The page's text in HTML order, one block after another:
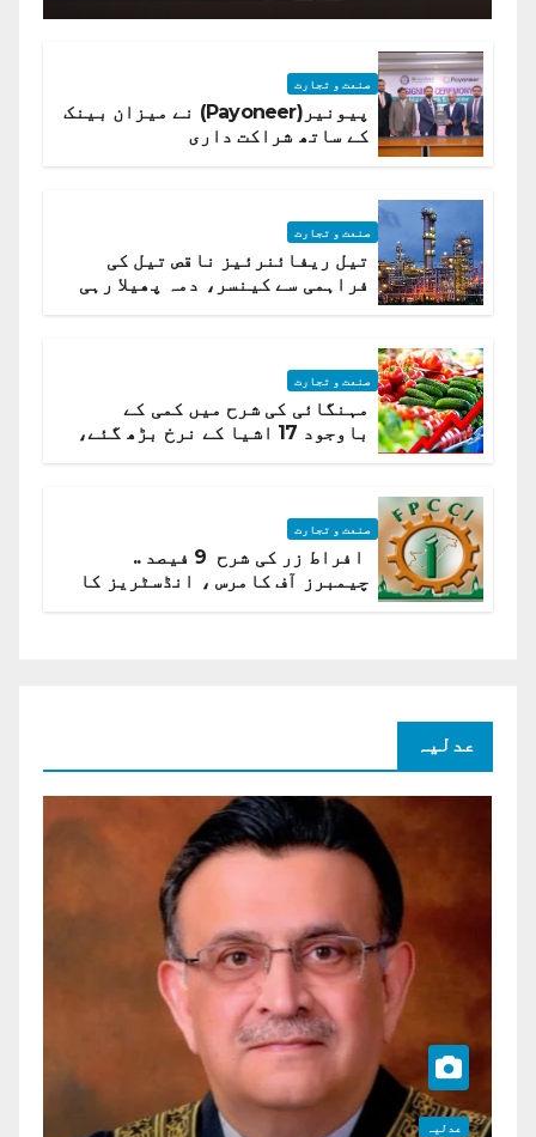
صنعت و تجارت
پیونیر(Payoneer) نے میزان بینک
کے ساتھ شراکت داری
صنعت و تجارت
تیل ریفائنرئیز ناقص تیل کی
فراہمی سے کینسر، دمہ پھیلا رہی
صنعت و تجارت
مہنگائی کی شرح میں کمی کے
باوجود 17 اشیا کے نرخ بڑھ گئے،
صنعت و تجارت
افراط زر کی شرح 9 فیصد ..
چیمبرز آف کامرس ، انڈسٹریز کا
عدلیہ
عدلیہ